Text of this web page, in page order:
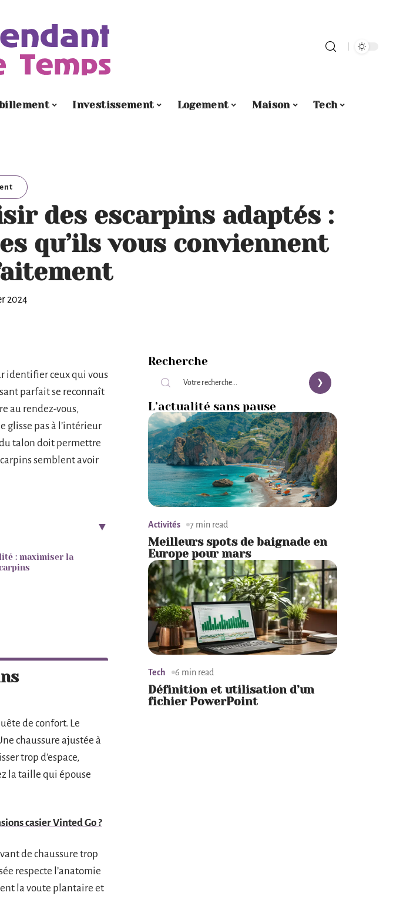
Investissement Logement Maison
Tech
des escarpins adaptés :
qu’ils vous conviennent
2024
identifier ceux qui vous
parfait se reconnaît
au rendez-vous,
glisse pas à l’intérieur
talon doit permettre
semblent avoir
: maximiser la
de confort. Le
chaussure ajustée à
trop d’espace,
la taille qui épouse
casier Vinted Go ?
de chaussure trop
respecte l’anatomie
la voute plantaire et
Recherche
L’actualité sans pause
Activités 7 min read
Meilleurs spots de baignade en
Europe pour mars
Tech 6 min read
Définition et utilisation d’un
fichier PowerPoint